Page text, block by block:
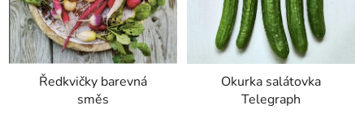
Ředkvičky barevná
směs
Okurka salátovka
Telegraph